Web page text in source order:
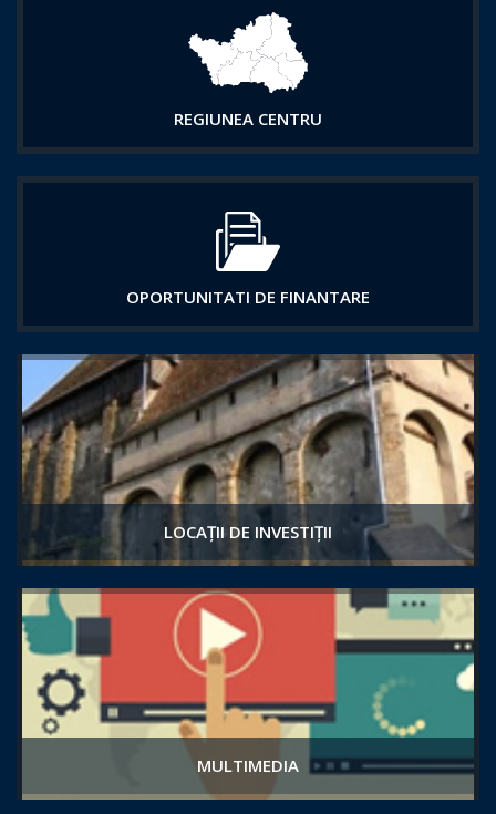
REGIUNEA CENTRU
OPORTUNITATI DE FINANTARE
LOCAȚII DE INVESTIȚII
MULTIMEDIA